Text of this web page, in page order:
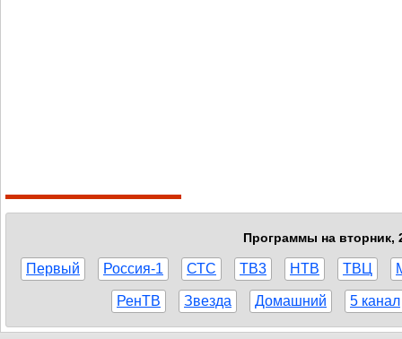
Программы на вторник,
Первый Россия-1 СТС ТВ3 НТВ ТВЦ
РенТВ Звезда Домашний 5 канал